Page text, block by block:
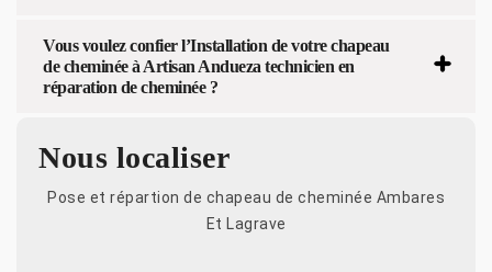
Vous voulez confier l’Installation de votre chapeau
de cheminée à Artisan Andueza technicien en
réparation de cheminée ?
Nous localiser
Pose et répartion de chapeau de cheminée Ambares
Et Lagrave